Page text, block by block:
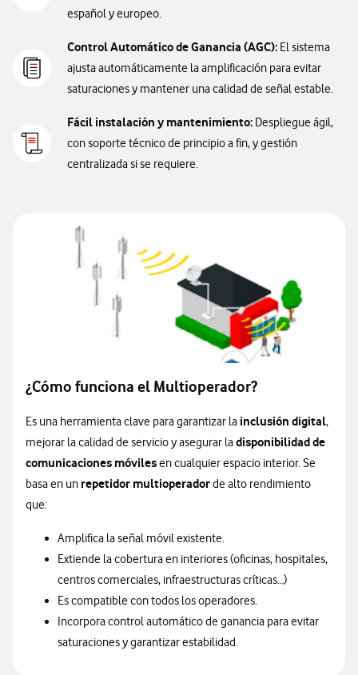
español y europeo.
Control Automático de Ganancia (AGC): El sistema
ajusta automáticamente la amplificación para evitar
saturaciones y mantener una calidad de señal estable.
Fácil instalación y mantenimiento: Despliegue ágil,
con soporte técnico de principio a fin, y gestión
centralizada si se requiere.
¿Cómo funciona el Multioperador?
Es una herramienta clave para garantizar la inclusión digital,
mejorar la calidad de servicio y asegurar ladisponibilidad de
comunicaciones móvilesen cualquier espacio interior. Se
basa en un repetidor multioperadorde alto rendimiento
que:
Amplifica la señal móvil existente.
Extiende la cobertura en interiores (oficinas, hospitales,
centros comerciales, infraestructuras críticas…)
Es compatible con todos los operadores.
Incorpora control automático de ganancia para evitar
saturaciones y garantizar estabilidad.